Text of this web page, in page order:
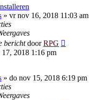
» vr nov 16, 2018 11:03 am
berichtdoorRPG
17, 2018 1:16 pm
» do nov 15, 2018 6:19 pm